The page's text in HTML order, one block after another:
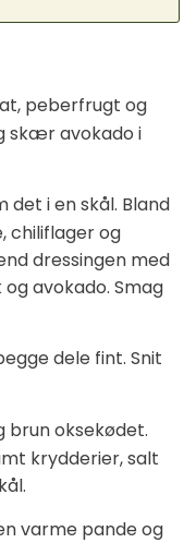
peberfrugt og
skær avokado i
det i en skål. Bland
chiliflager og
dressingen med
avokado. Smag
dele fint. Snit
brun oksekødet.
krydderier, salt
varme pande og